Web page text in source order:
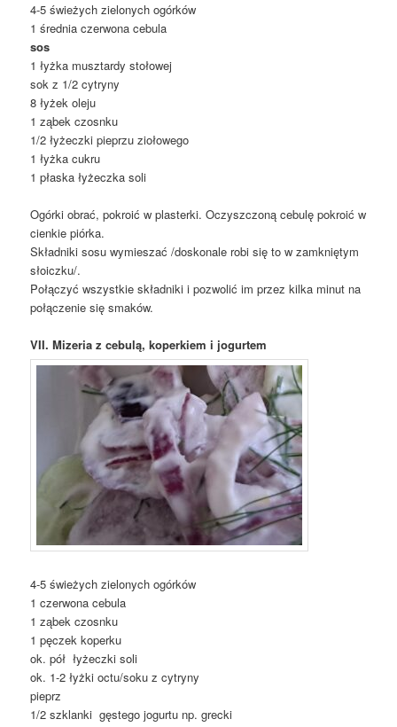
4-5 świeżych zielonych ogórków
1 średnia czerwona cebula
sos
1 łyżka musztardy stołowej
sok z 1/2 cytryny
8 łyżek oleju
1 ząbek czosnku
1/2 łyżeczki pieprzu ziołowego
1 łyżka cukru
1 płaska łyżeczka soli
Ogórki obrać, pokroić w plasterki. Oczyszczoną cebulę pokroić w
cienkie piórka.
Składniki sosu wymieszać /doskonale robi się to w zamkniętym
słoiczku/.
Połączyć wszystkie składniki i pozwolić im przez kilka minut na
połączenie się smaków.
VII. Mizeria z cebulą, koperkiem i jogurtem
4-5 świeżych zielonych ogórków
1 czerwona cebula
1 ząbek czosnku
1 pęczek koperku
ok. pół łyżeczki soli
ok. 1-2 łyżki octu/soku z cytryny
pieprz
1/2 szklanki gęstego jogurtu np. grecki